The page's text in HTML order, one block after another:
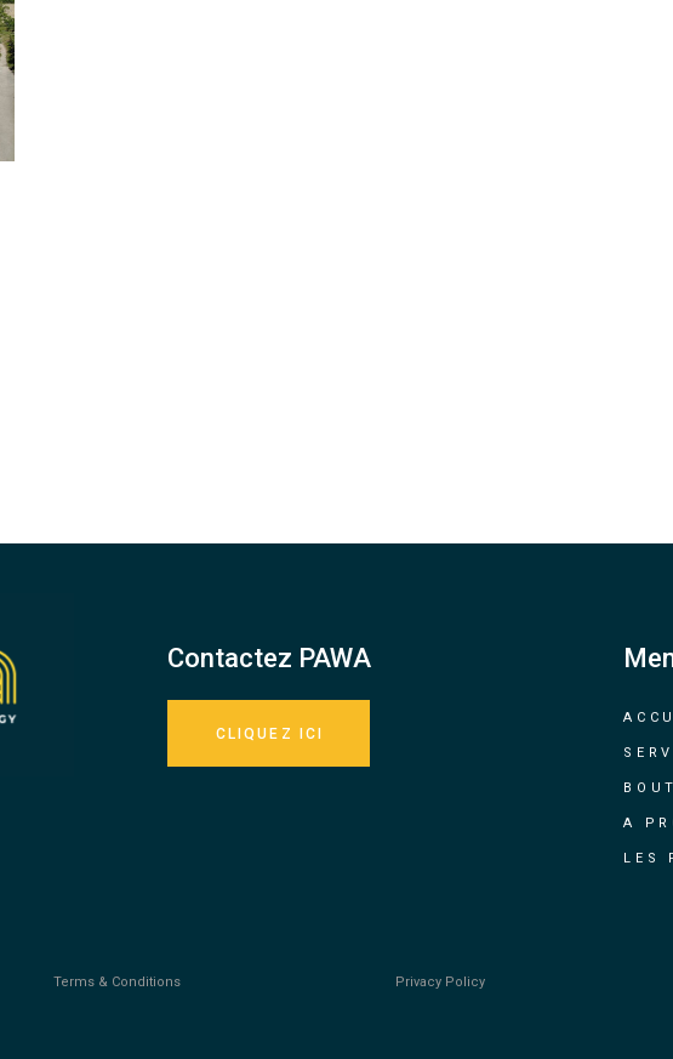
Contactez PAWA
CLIQUEZ ICI
A
LES
Terms & Conditions Privacy Policy